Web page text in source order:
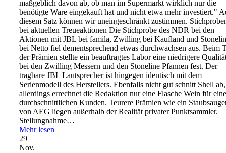
maßgeblich davon ab, ob man im Supermarkt wirklich nur die
benötigte Ware eingekauft hat und nicht etwa mehr investiert."
diesem Satz können wir uneingeschränkt zustimmen.
bei aktuellen Treueaktionen Die Stichprobe des NDR bei den
Aktionen mit JBL bei famila, Zwilling bei Kaufland und
bei Netto fiel dementsprechend etwas durchwachsen aus. Beim
der Prämien stellte ein beauftragtes Labor eine niedrigere
bei den Zwilling Messern und den Stoneline Pfannen fest. Der
tragbare JBL Lautsprecher ist hingegen identisch mit dem
Serienmodell des Herstellers. Ebenfalls nicht gut schnitt Shell ab,
allerdings errechnet die Redaktion nur eine Flasche Wein für
durchschnittlichen Kunden. Teurere Prämien wie ein
von AEG liegen außerhalb der Realität privater Punktsammler.
Stellungnahme…
Mehr lesen
29
Nov.